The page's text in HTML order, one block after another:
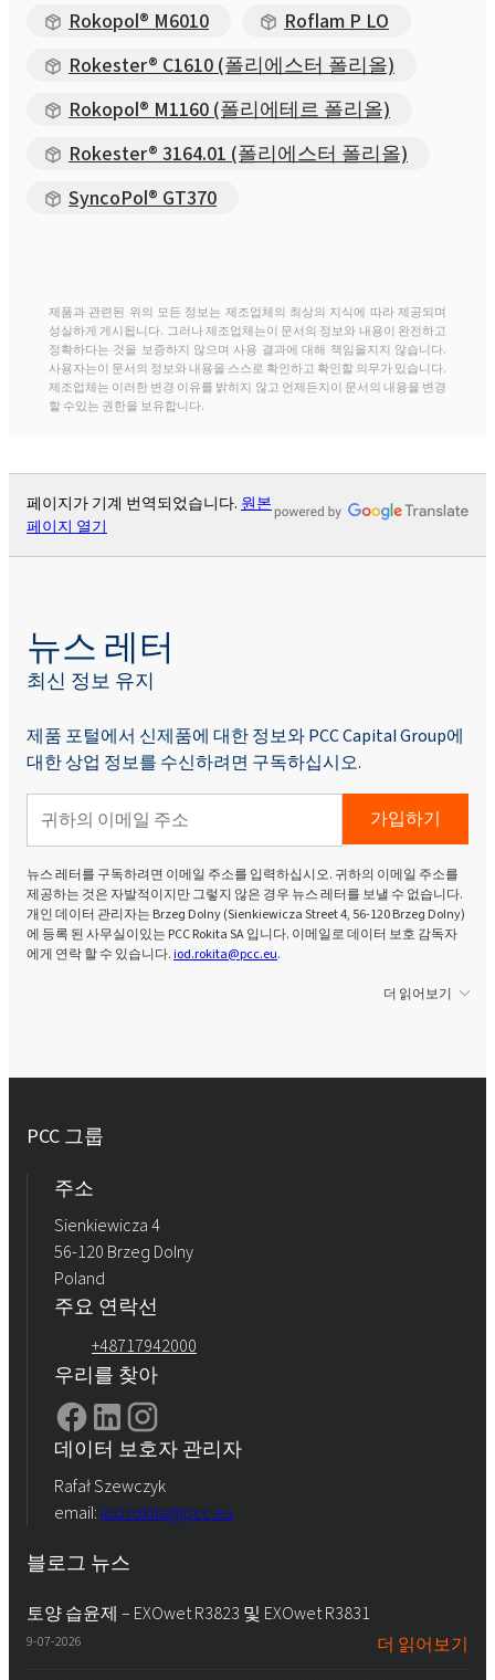
Rokopol® M6010
Roflam P LO
Rokester® C1610 (폴리에스터 폴리올)
Rokopol® M1160 (폴리에테르 폴리올)
Rokester® 3164.01 (폴리에스터 폴리올)
SyncoPol® GT370
제품과 관련된 위의 모든 정보는 제조업체의 최상의 지식에 따라 제공되며
성실하게 게시됩니다. 그러나 제조업체는이 문서의 정보와 내용이 완전하고
정확하다는 것을 보증하지 않으며 사용 결과에 대해 책임을지지 않습니다.
사용자는이 문서의 정보와 내용을 스스로 확인하고 확인할 의무가 있습니다.
제조업체는 이러한 변경 이유를 밝히지 않고 언제든지이 문서의 내용을 변경
할 수있는 권한을 보유합니다.
페이지가 기계 번역되었습니다. 원본
페이지 열기
뉴스 레터
최신 정보 유지
제품 포털에서 신제품에 대한 정보와 PCC Capital Group에
대한 상업 정보를 수신하려면 구독하십시오.
가입하기
뉴스 레터를 구독하려면 이메일 주소를 입력하십시오. 귀하의 이메일 주소를
제공하는 것은 자발적이지만 그렇지 않은 경우 뉴스 레터를 보낼 수 없습니다.
개인 데이터 관리자는 Brzeg Dolny (Sienkiewicza Street 4, 56-120 Brzeg Dolny)
에 등록 된 사무실이있는 PCC Rokita SA 입니다. 이메일로 데이터 보호 감독자
에게 연락 할 수 있습니다.iod.rokita@pcc.eu.
더 읽어보기
PCC 그룹
주소
Sienkiewicza 4
56-120 Brzeg Dolny
Poland
주요 연락선
+48717942000
우리를 찾아
데이터 보호자 관리자
Rafał Szewczyk
email: iod.rokita@pcc.eu
블로그 뉴스
토양 습윤제 – EXOwet R3823 및 EXOwet R3831
9-07-2026 더 읽어보기